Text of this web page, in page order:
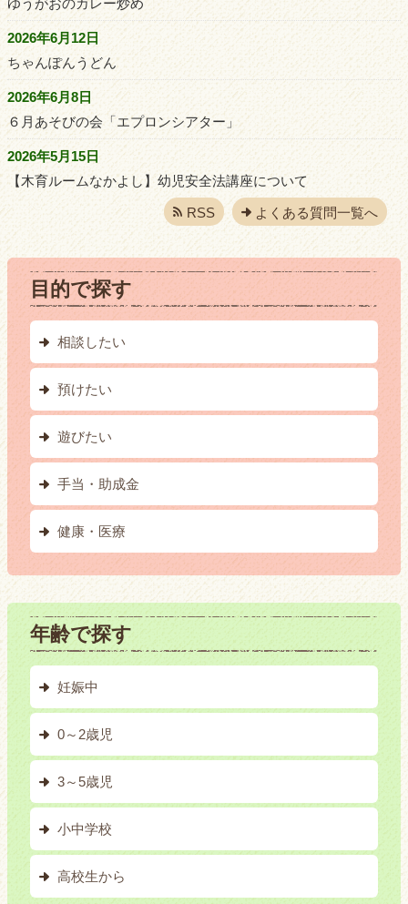
ゆうがおのカレー炒め
2026年6月12日
ちゃんぽんうどん
2026年6月8日
６月あそびの会「エプロンシアター」
2026年5月15日
【木育ルームなかよし】幼児安全法講座について
RSS よくある質問一覧へ
目的で探す
相談したい
預けたい
遊びたい
手当・助成金
健康・医療
年齢で探す
妊娠中
0～2歳児
3～5歳児
小中学校
高校生から